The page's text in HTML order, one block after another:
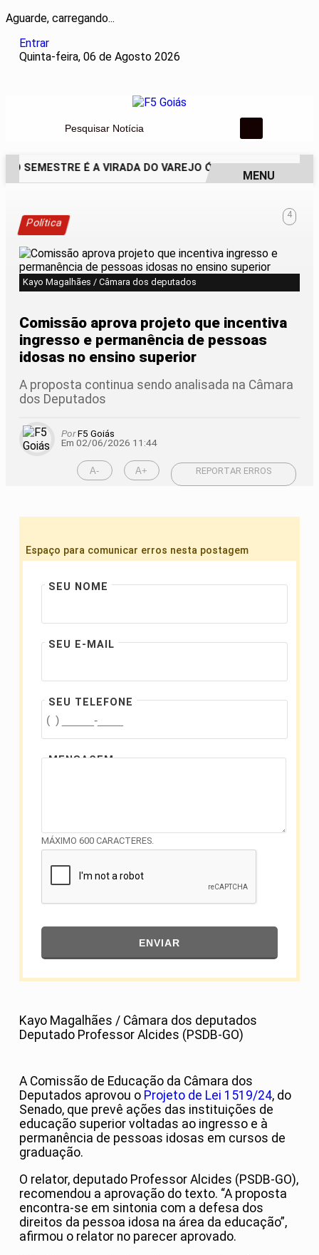
Aguarde, carregando...
Entrar
Quinta-feira, 06 de Agosto 2026
Pesquisar Notícia
SEMESTRE É A VIRADA DO VAREJO ÓPTICO EM 2026
MENU
Política
4
Kayo Magalhães / Câmara dos deputados
Comissão aprova projeto que incentiva
ingresso e permanência de pessoas
idosas no ensino superior
A proposta continua sendo analisada na Câmara
dos Deputados
PorF5 Goiás
Em 02/06/2026 11:44
A- A+ REPORTAR ERROS
Espaço para comunicar erros nesta postagem
SEU NOME
SEU E-MAIL
SEU TELEFONE
MENSAGEM
MÁXIMO 600 CARACTERES.
ENVIAR
Kayo Magalhães / Câmara dos deputados
Deputado Professor Alcides (PSDB-GO)
A Comissão de Educação da Câmara dos
Deputados aprovou o Projeto de Lei 1519/24, do
Senado, que prevê ações das instituições de
educação superior voltadas ao ingresso e à
permanência de pessoas idosas em cursos de
graduação.
O relator, deputado Professor Alcides (PSDB-GO),
recomendou a aprovação do texto. “A proposta
encontra-se em sintonia com a defesa dos
direitos da pessoa idosa na área da educação”,
afirmou o relator no parecer aprovado.